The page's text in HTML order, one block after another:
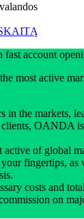
account
most active
in the markets,
clients, OANDA
active of global
fingertips,
costs and
on